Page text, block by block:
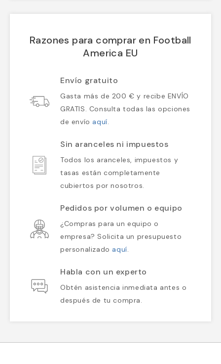
Razones para comprar en Football
America EU
Envío gratuito
Gasta más de 200 € y recibe ENVÍO
GRATIS. Consulta todas las opciones
de envío aquí.
Sin aranceles ni impuestos
Todos los aranceles, impuestos y
tasas están completamente
cubiertos por nosotros.
Pedidos por volumen o equipo
¿Compras para un equipo o
empresa? Solicita un presupuesto
personalizado aquí.
Habla con un experto
Obtén asistencia inmediata antes o
después de tu compra.